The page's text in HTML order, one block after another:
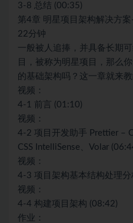
3-8 总结 (00:35)
第4章 明星项目架构解决方
22分钟
一般被人追捧，并具备长期
目，被称为明星项目，那么
的基础架构吗？这一章就来
视频：
4-1 前言 (01:10)
视频：
4-2 项目开发助手 Prettier –
CSS IntelliSense、Volar
视频：
4-3 项目架构基本结构处理分
视频：
4-4 构建项目架构 (08:42)
作业：